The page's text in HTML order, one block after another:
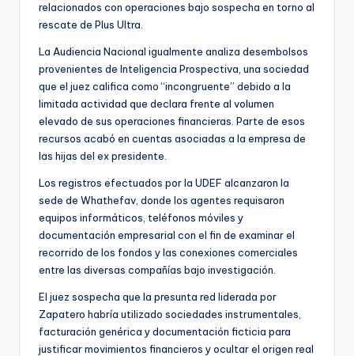
relacionados con operaciones bajo sospecha en torno al
rescate de Plus Ultra.
La Audiencia Nacional igualmente analiza desembolsos
provenientes de Inteligencia Prospectiva, una sociedad
que el juez califica como “incongruente” debido a la
limitada actividad que declara frente al volumen
elevado de sus operaciones financieras. Parte de esos
recursos acabó en cuentas asociadas a la empresa de
las hijas del ex presidente.
Los registros efectuados por la UDEF alcanzaron la
sede de Whathefav, donde los agentes requisaron
equipos informáticos, teléfonos móviles y
documentación empresarial con el fin de examinar el
recorrido de los fondos y las conexiones comerciales
entre las diversas compañías bajo investigación.
El juez sospecha que la presunta red liderada por
Zapatero habría utilizado sociedades instrumentales,
facturación genérica y documentación ficticia para
justificar movimientos financieros y ocultar el origen real